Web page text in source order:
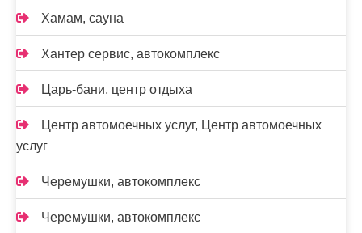
Хамам, сауна
Хантер сервис, автокомплекс
Царь-бани, центр отдыха
Центр автомоечных услуг, Центр автомоечных
услуг
Черемушки, автокомплекс
Черемушки, автокомплекс